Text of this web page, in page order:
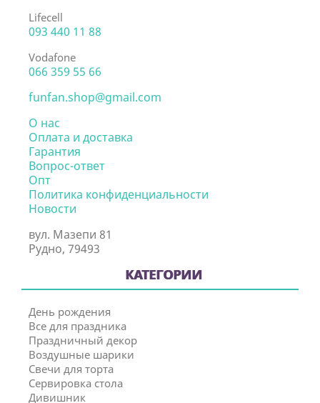
Lifecell
093 440 11 88
Vodafone
066 359 55 66
funfan.shop@gmail.com
О нас
Оплата и доставка
Гарантия
Вопрос-ответ
Опт
Политика конфиденциальности
Новости
вул. Мазепи 81
Рудно, 79493
КАТЕГОРИИ
День рождения
Все для праздника
Праздничный декор
Воздушные шарики
Свечи для торта
Сервировка стола
Дивишник